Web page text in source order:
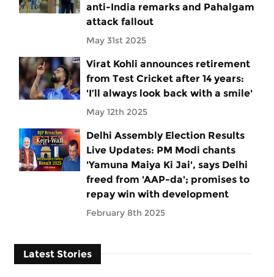
anti-India remarks and Pahalgam
attack fallout
May 31st 2025
Virat Kohli announces retirement
from Test Cricket after 14 years:
'I’ll always look back with a smile'
May 12th 2025
Delhi Assembly Election Results
Live Updates: PM Modi chants
'Yamuna Maiya Ki Jai', says Delhi
freed from 'AAP-da'; promises to
repay win with development
February 8th 2025
Latest Stories